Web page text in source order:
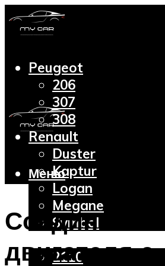
Peugeot
206
307
308
Renault
Duster
Kaptur
Logan
Megane
Symbol
Lada
2110
Меню
Соединение
двигателя с